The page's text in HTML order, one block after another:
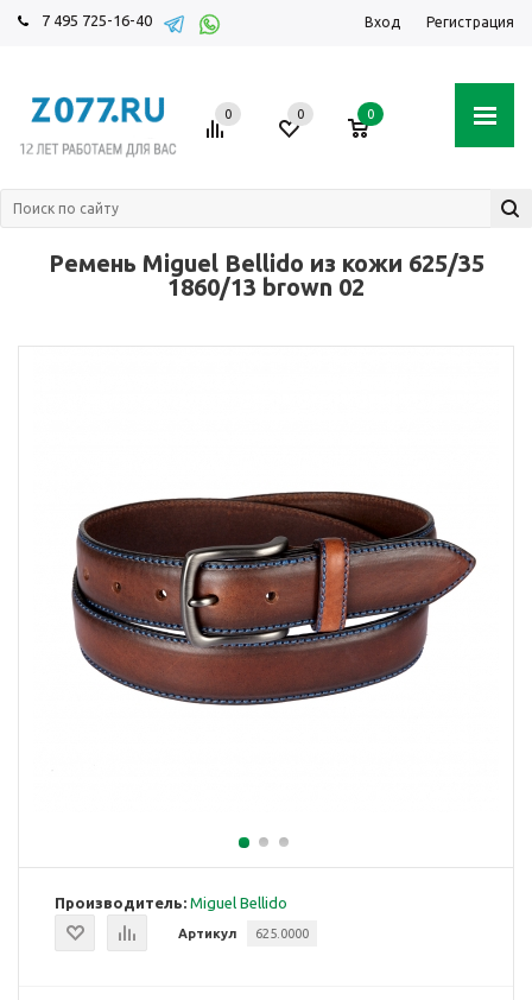
7 495 725-16-40 Вход Регистрация
0 0 0
Ремень Miguel Bellido из кожи 625/35
1860/13 brown 02
Производитель: Miguel Bellido
Артикул 625.0000